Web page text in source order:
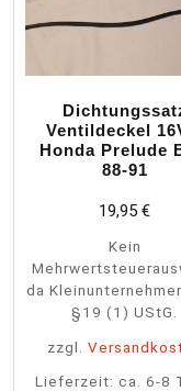
Ventildeckel
Honda Prelude
88-91
19,95€
Kein
da
§19 (1) UStG.
zzgl.
Lieferzeit:ca. 6-8